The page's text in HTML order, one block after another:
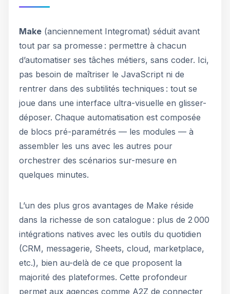
Make (anciennement Integromat) séduit avant
tout par sa promesse : permettre à chacun
d’automatiser ses tâches métiers, sans coder. Ici,
pas besoin de maîtriser le JavaScript ni de
rentrer dans des subtilités techniques : tout se
joue dans une interface ultra-visuelle en glisser-
déposer. Chaque automatisation est composée
de blocs pré-paramétrés — les modules — à
assembler les uns avec les autres pour
orchestrer des scénarios sur-mesure en
quelques minutes.
L’un des plus gros avantages de Make réside
dans la richesse de son catalogue : plus de 2 000
intégrations natives avec les outils du quotidien
(CRM, messagerie, Sheets, cloud, marketplace,
etc.), bien au-delà de ce que proposent la
majorité des plateformes. Cette profondeur
permet aux agences comme A2Z de connecter